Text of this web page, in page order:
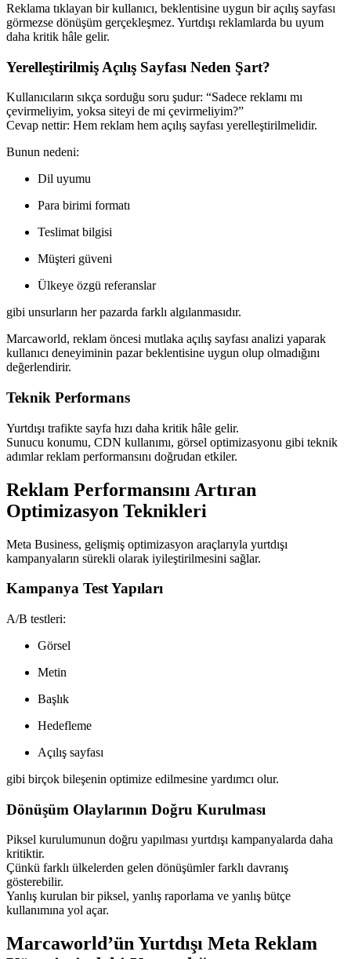
Reklama tıklayan bir kullanıcı, beklentisine uygun bir açılış sayfası
görmezse dönüşüm gerçekleşmez. Yurtdışı reklamlarda bu uyum
daha kritik hâle gelir.
Yerelleştirilmiş Açılış Sayfası Neden Şart?
Kullanıcıların sıkça sorduğu soru şudur: “Sadece reklamı mı
çevirmeliyim, yoksa siteyi de mi çevirmeliyim?”
Cevap nettir: Hem reklam hem açılış sayfası yerelleştirilmelidir.
Bunun nedeni:
Dil uyumu
Para birimi formatı
Teslimat bilgisi
Müşteri güveni
Ülkeye özgü referanslar
gibi unsurların her pazarda farklı algılanmasıdır.
Marcaworld, reklam öncesi mutlaka açılış sayfası analizi yaparak
kullanıcı deneyiminin pazar beklentisine uygun olup olmadığını
değerlendirir.
Teknik Performans
Yurtdışı trafikte sayfa hızı daha kritik hâle gelir.
Sunucu konumu, CDN kullanımı, görsel optimizasyonu gibi teknik
adımlar reklam performansını doğrudan etkiler.
Reklam Performansını Artıran
Optimizasyon Teknikleri
Meta Business, gelişmiş optimizasyon araçlarıyla yurtdışı
kampanyaların sürekli olarak iyileştirilmesini sağlar.
Kampanya Test Yapıları
A/B testleri:
Görsel
Metin
Başlık
Hedefleme
Açılış sayfası
gibi birçok bileşenin optimize edilmesine yardımcı olur.
Dönüşüm Olaylarının Doğru Kurulması
Piksel kurulumunun doğru yapılması yurtdışı kampanyalarda daha
kritiktir.
Çünkü farklı ülkelerden gelen dönüşümler farklı davranış
gösterebilir.
Yanlış kurulan bir piksel, yanlış raporlama ve yanlış bütçe
kullanımına yol açar.
Marcaworld’ün Yurtdışı Meta Reklam